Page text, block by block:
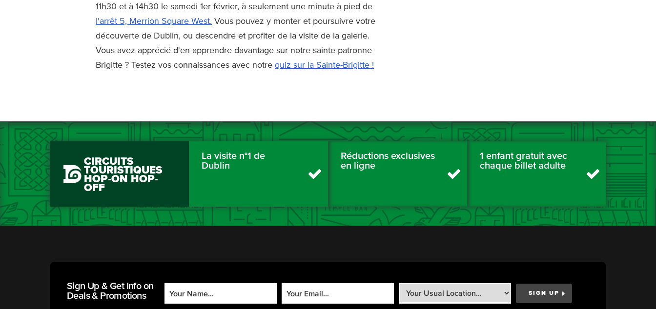
11h30 et à 14h30 le samedi 1er février, à seulement une minute à pied de
l'arrêt 5, Merrion Square West. Vous pouvez y monter et poursuivre votre
découverte de Dublin, ou descendre et profiter de la visite de la galerie.
Vous avez apprécié d'en apprendre davantage sur notre sainte patronne
Brigitte ? Testez vos connaissances avec notre quiz sur la Sainte-Brigitte !
CIRCUITS
TOURISTIQUES
HOP-ON HOP-
OFF
La visite n°1 de
Dublin
Réductions exclusives
en ligne
1 enfant gratuit avec
chaque billet adulte
Sign Up & Get Info on
Deals & Promotions